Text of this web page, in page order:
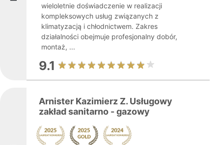
wieloletnie doświadczenie w realizacji
kompleksowych usług związanych z
klimatyzacją i chłodnictwem. Zakres
działalności obejmuje profesjonalny dobór,
montaż, ...
9.1
Arnister Kazimierz Z. Usługowy
zakład sanitarno - gazowy